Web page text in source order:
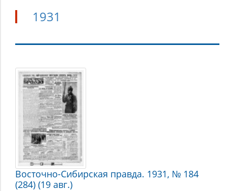
1931
1931
Восточно-Сибирская правда. 1931, № 184
(284) (19 авг.)